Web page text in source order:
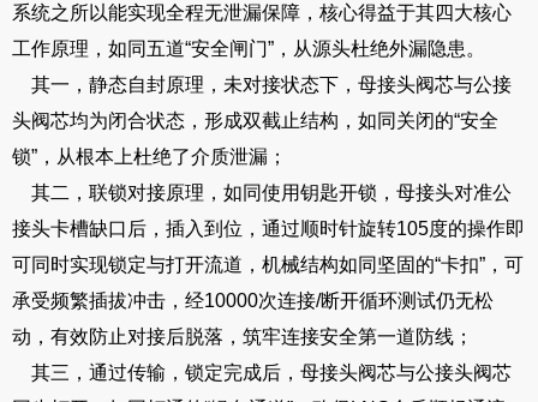
系统之所以能实现全程无泄漏保障，核心得益于其四大核心
工作原理，如同五道“安全闸门”，从源头杜绝外漏隐患。
其一，静态自封原理，未对接状态下，母接头阀芯与公接
头阀芯均为闭合状态，形成双截止结构，如同关闭的“安全
锁”，从根本上杜绝了介质泄漏；
其二，联锁对接原理，如同使用钥匙开锁，母接头对准公
接头卡槽缺口后，插入到位，通过顺时针旋转105度的操作即
可同时实现锁定与打开流道，机械结构如同坚固的“卡扣”，可
承受频繁插拔冲击，经10000次连接/断开循环测试仍无松
动，有效防止对接后脱落，筑牢连接安全第一道防线；
其三，通过传输，锁定完成后，母接头阀芯与公接头阀芯